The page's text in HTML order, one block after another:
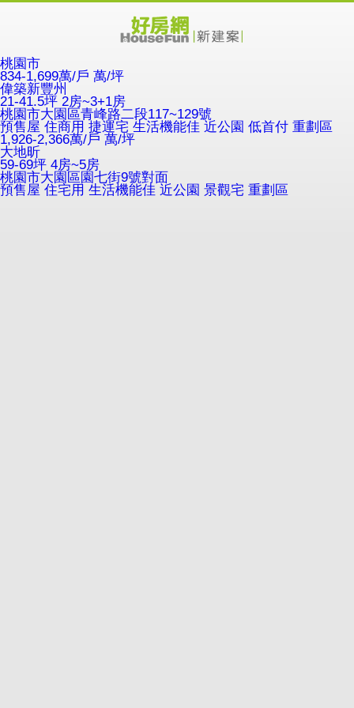
桃園市
834-1,699萬/戶 萬/坪
偉築新豐州
21-41.5坪 2房~3+1房
桃園市大園區青峰路二段117~129號
預售屋 住商用 捷運宅 生活機能佳 近公園 低首付 重劃區
1,926-2,366萬/戶 萬/坪
大地昕
59-69坪 4房~5房
桃園市大園區園七街9號對面
預售屋 住宅用 生活機能佳 近公園 景觀宅 重劃區